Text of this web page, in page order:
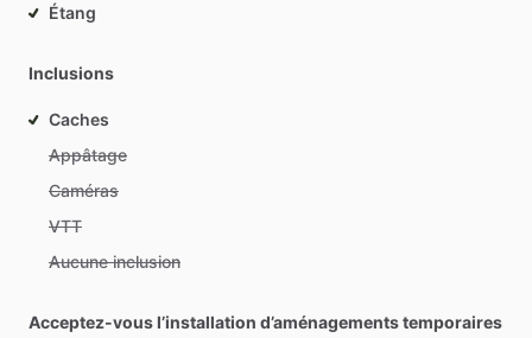
Étang
Inclusions
Caches
Appâtage
Caméras
VTT
Aucune inclusion
Acceptez-vous l’installation d’aménagements temporaires